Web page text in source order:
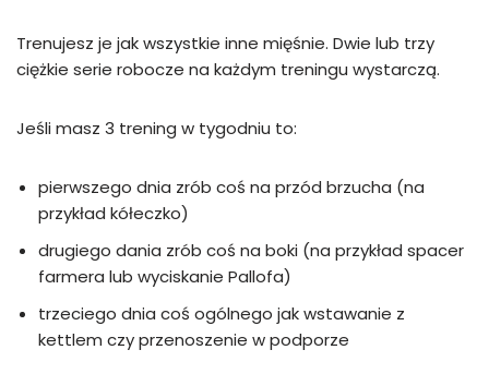
Trenujesz je jak wszystkie inne mięśnie. Dwie lub trzy
ciężkie serie robocze na każdym treningu wystarczą.
Jeśli masz 3 trening w tygodniu to:
pierwszego dnia zrób coś na przód brzucha (na
przykład kółeczko)
drugiego dania zrób coś na boki (na przykład spacer
farmera lub wyciskanie Pallofa)
trzeciego dnia coś ogólnego jak wstawanie z
kettlem czy przenoszenie w podporze